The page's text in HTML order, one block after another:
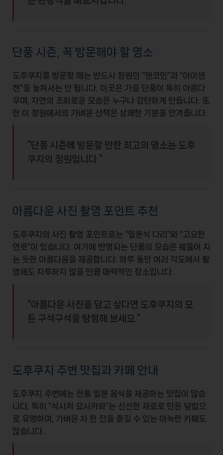
단풍 시즌, 꼭 방문해야 할 명소
도후쿠지를 방문할 때는 반드시 정원 인 “젠코인”과 “아이센
켄”을 놓쳐서는 안 됩니다. 이곳은 가을 단풍이 특히 아름다
우며, 자연의 조화로운 모습은 누구나 감탄하게 만듭니다. 또
한 이 정원에서의 가벼운 산책은 상쾌한 기분을 안겨줍니다.
“단풍 시즌에 방문할 만한 최고의 명소는 도후
쿠지의 정원입니다.”
아름다운 사진 촬영 포인트 추천
도후쿠지의 사진 촬영 포인트로는 “일본식 다리”와 “고요한
연못”이 있습니다. 여기에 반영되는 단풍의 모습은 꿰뚫어 지
는 듯한 아름다움을 제공합니다. 하루 동안 여러 각도에서 촬
영해도 지루하지 않을 만큼 매력적인 장소입니다.
“아름다운 사진을 담고 싶다면 도후쿠지의 모
든 구석구석을 탐험해 보세요.”
도후쿠지 주변 맛집과 카페 안내
도후쿠지 주변에는 전통 일본 음식을 제공하는 맛집이 많습
니다. 특히 “식사처 요시카와”는 신선한 재료로 만든 덮밥으
로 유명하며, 가벼운 차 한 잔을 즐길 수 있는 아늑한 카페도
많습니다.